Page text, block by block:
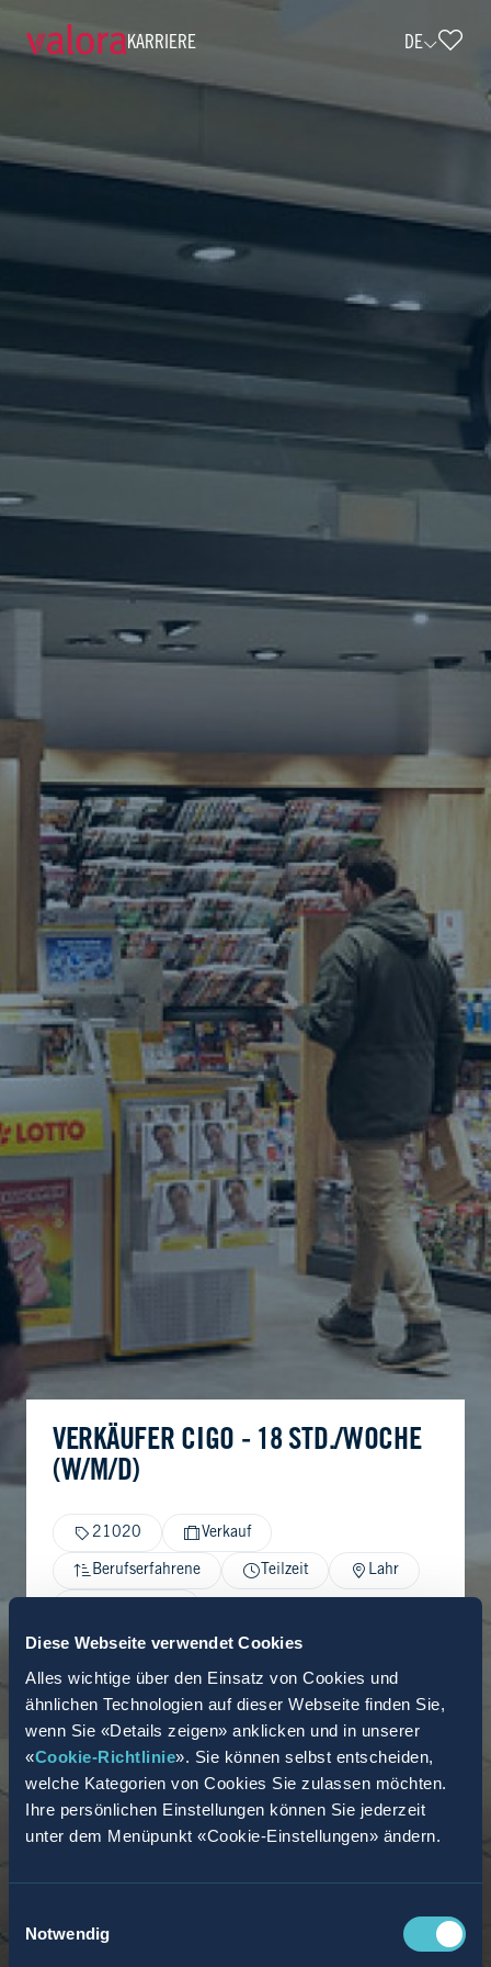
Diese Webseite verwendet Cookies
Alles wichtige über den Einsatz von Cookies und
ähnlichen Technologien auf dieser Webseite finden Sie,
wenn Sie «Details zeigen» anklicken und in unserer
«Cookie-Richtlinie». Sie können selbst entscheiden,
welche Kategorien von Cookies Sie zulassen möchten.
Ihre persönlichen Einstellungen können Sie jederzeit
unter dem Menüpunkt «Cookie-Einstellungen» ändern.
Notwendig
KARRIERE DE
Verkäufer cigo - 18 Std./Woche (w/
VERKÄUFER CIGO - 18 STD./WOCHE
(W/M/D)
21020 Verkauf
Berufserfahrene Teilzeit Lahr